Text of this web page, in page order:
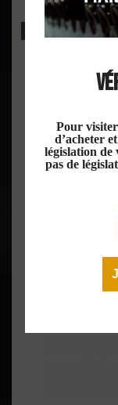
Pour
d’acheter
législation de
pas de
EXCLU WEB